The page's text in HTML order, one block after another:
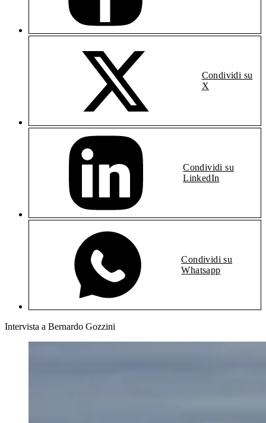
Condividi su
X
Condividi su
LinkedIn
Condividi su
Whatsapp
Intervista a Bernardo Gozzini